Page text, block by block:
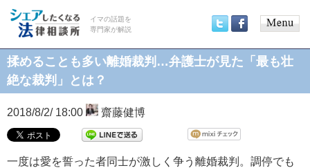
イマの話題を
専門家が解説
menu
揉めることも多い離婚裁判…弁護士が見た「最も壮
絶な裁判」とは？
2018/8/2/ 18:00 齋藤健博
一度は愛を誓った者同士が激しく争う離婚裁判。調停でも